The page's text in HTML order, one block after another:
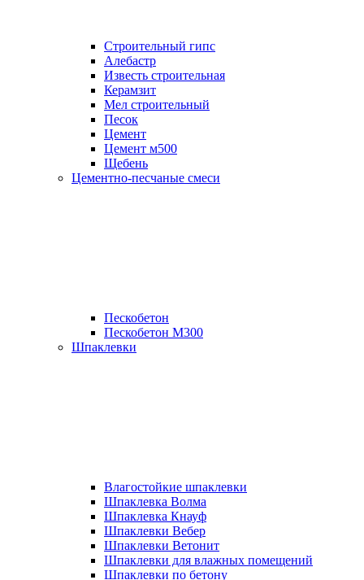
Строительный гипс
Алебастр
Известь строительная
Керамзит
Мел строительный
Песок
Цемент
Цемент м500
Щебень
Цементно-песчаные смеси
Пескобетон
Пескобетон М300
Шпаклевки
Влагостойкие шпаклевки
Шпаклевка Волма
Шпаклевка Кнауф
Шпаклевки Вебер
Шпаклевки Ветонит
Шпаклевки для влажных помещений
Шпаклевки по бетону